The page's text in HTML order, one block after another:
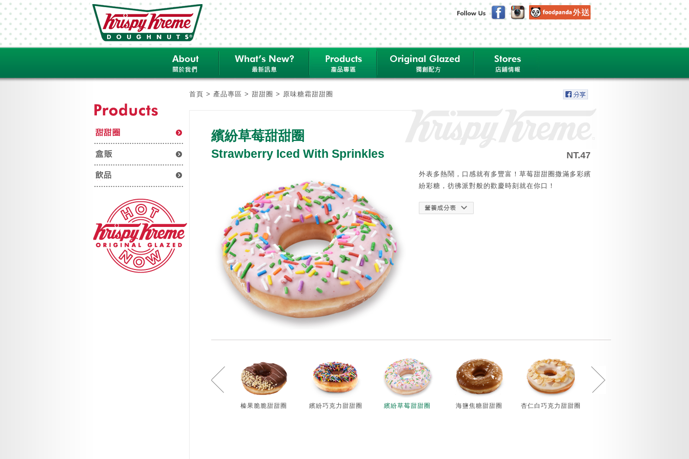
首頁 > 產品專區 > 甜甜圈 > 原味糖霜甜甜圈
繽紛草莓甜甜圈
Strawberry Iced With Sprinkles NT.47
外表多熱鬧，口感就有多豐富！草莓甜甜圈撒滿多彩繽
紛彩糖，彷彿派對般的歡慶時刻就在你口！
榛果脆脆甜甜圈 繽紛巧克力甜甜圈 繽紛草莓甜甜圈 海鹽焦糖甜甜圈 杏仁白巧克力甜甜圈